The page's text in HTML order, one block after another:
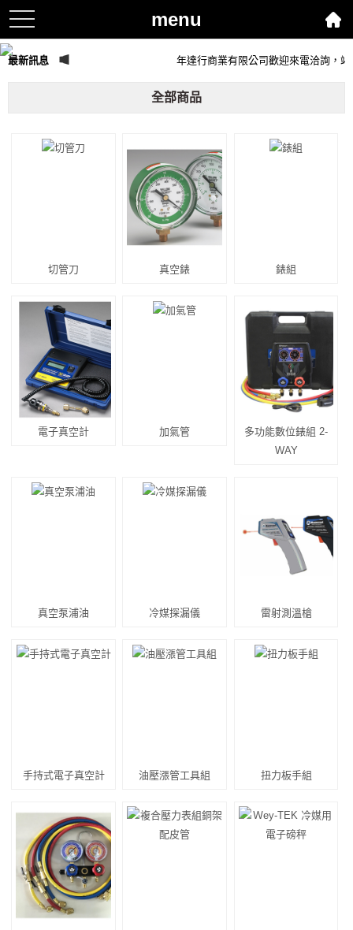
menu
toggle
navigation
最新訊息 年達行商業有限公司歡迎來電洽詢，竭
全部商品
切管刀 真空錶 錶組
電子真空計 加氣管
多功能數位錶組 2-
WAY
真空泵浦油 冷媒探漏儀 雷射測溫槍
手持式電子真空計 油壓漲管工具組 扭力板手組